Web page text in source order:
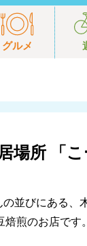
グルメ
場所 「こ
並びにある、
煎のお店です。